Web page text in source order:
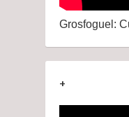
Grosfoguel:
+